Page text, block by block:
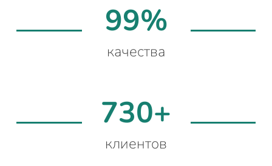
99%
качества
730+
клиентов